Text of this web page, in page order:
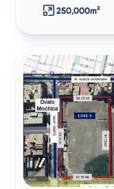
250,000m²